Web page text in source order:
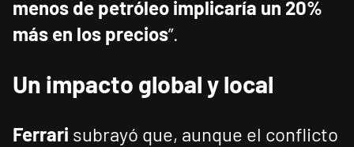
menos de petróleo implicaría un 20%
más en los precios”.
Un impacto global y local
Ferrari subrayó que, aunque el conflicto